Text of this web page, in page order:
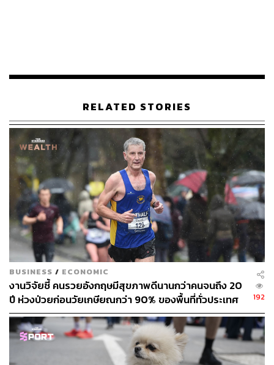
RELATED STORIES
BUSINESS / ECONOMIC
งานวิจัยชี้ คนรวยอังกฤษมีสุขภาพดีนานกว่าคนจนถึง 20
ปี ห่วงป่วยก่อนวัยเกษียณกว่า 90% ของพื้นที่ทั่วประเทศ
192